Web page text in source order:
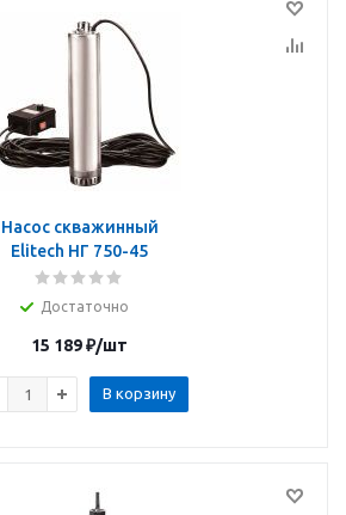
Насос скважинный
Elitech НГ 750-45
Достаточно
15 189₽/шт
В корзину